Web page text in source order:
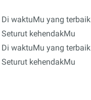
Di waktuMu yang terbaik
Seturut kehendakMu
Di waktuMu yang terbaik
Seturut kehendakMu